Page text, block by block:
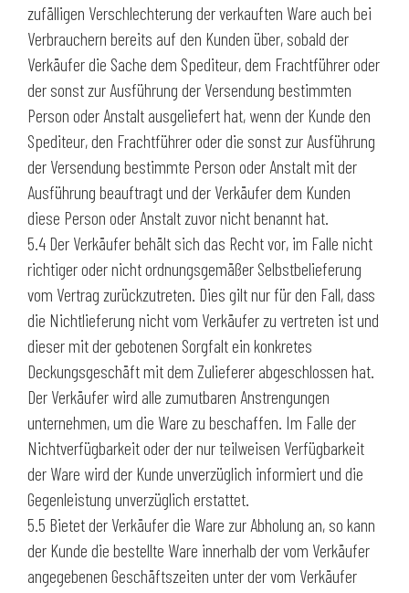
zufälligen Verschlechterung der verkauften Ware auch bei
Verbrauchern bereits auf den Kunden über, sobald der
Verkäufer die Sache dem Spediteur, dem Frachtführer oder
der sonst zur Ausführung der Versendung bestimmten
Person oder Anstalt ausgeliefert hat, wenn der Kunde den
Spediteur, den Frachtführer oder die sonst zur Ausführung
der Versendung bestimmte Person oder Anstalt mit der
Ausführung beauftragt und der Verkäufer dem Kunden
diese Person oder Anstalt zuvor nicht benannt hat.
5.4 Der Verkäufer behält sich das Recht vor, im Falle nicht
richtiger oder nicht ordnungsgemäßer Selbstbelieferung
vom Vertrag zurückzutreten. Dies gilt nur für den Fall, dass
die Nichtlieferung nicht vom Verkäufer zu vertreten ist und
dieser mit der gebotenen Sorgfalt ein konkretes
Deckungsgeschäft mit dem Zulieferer abgeschlossen hat.
Der Verkäufer wird alle zumutbaren Anstrengungen
unternehmen, um die Ware zu beschaffen. Im Falle der
Nichtverfügbarkeit oder der nur teilweisen Verfügbarkeit
der Ware wird der Kunde unverzüglich informiert und die
Gegenleistung unverzüglich erstattet.
5.5 Bietet der Verkäufer die Ware zur Abholung an, so kann
der Kunde die bestellte Ware innerhalb der vom Verkäufer
angegebenen Geschäftszeiten unter der vom Verkäufer